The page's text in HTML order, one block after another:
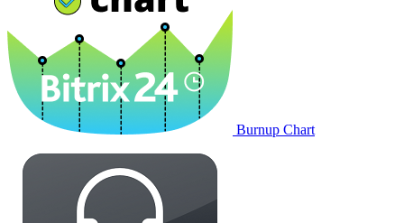
Burnup Chart